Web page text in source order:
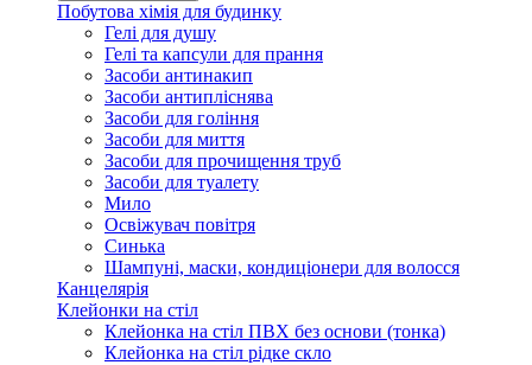
Побутова хімія для будинку
Гелі для душу
Гелі та капсули для прання
Засоби антинакип
Засоби антипліснява
Засоби для гоління
Засоби для миття
Засоби для прочищення труб
Засоби для туалету
Мило
Освіжувач повітря
Синька
Шампуні, маски, кондиціонери для волосся
Канцелярія
Клейонки на стіл
Клейонка на стіл ПВХ без основи (тонка)
Клейонка на стіл рідке скло